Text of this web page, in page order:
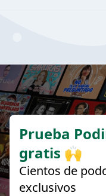
Prueba
gratis 🙌
Cientos de
exclusivos